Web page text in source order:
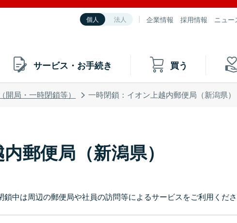
個人 法人 企業情報 採用情報 ニュー
サービス・お手続き 買う
開局・一時閉鎖等） 一時閉鎖：イオン上越内郵便局（新潟県）
郵便局（新潟県）
中は周辺の郵便局や社員の訪問等によるサービスをご利用くだ